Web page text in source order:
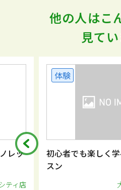
他の人はこ
見て
レッ
ティ店
体験
初心者でも楽しく
スン